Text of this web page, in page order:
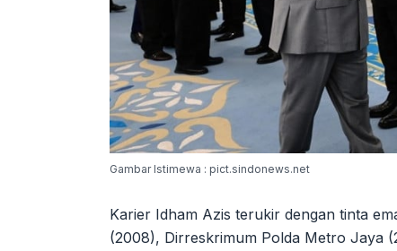
Gambar Istimewa : pict.sindonews.net
Karier Idham Azis terukir dengan tinta
(2008), Dirreskrimum Polda Metro Jaya